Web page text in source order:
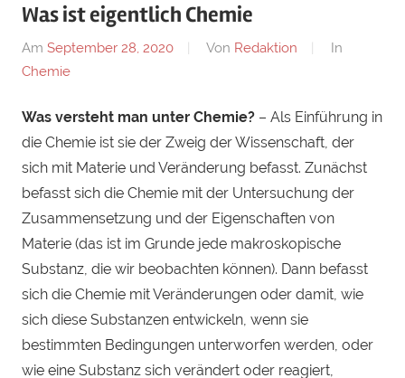
Was ist eigentlich Chemie
Am September 28, 2020 Von Redaktion
In
Chemie
Was versteht man unter Chemie? – Als Einführung in
die Chemie ist sie der Zweig der Wissenschaft, der
sich mit Materie und Veränderung befasst. Zunächst
befasst sich die Chemie mit der Untersuchung der
Zusammensetzung und der Eigenschaften von
Materie (das ist im Grunde jede makroskopische
Substanz, die wir beobachten können). Dann befasst
sich die Chemie mit Veränderungen oder damit, wie
sich diese Substanzen entwickeln, wenn sie
bestimmten Bedingungen unterworfen werden, oder
wie eine Substanz sich verändert oder reagiert,